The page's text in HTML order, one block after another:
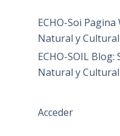
ECHO-Soi
Natural y Cultural
ECHO-SOIL
Natural y
Acceder